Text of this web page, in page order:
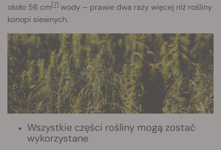
około 56 cm[7] wody – prawie dwa razy więcej niż rośliny
konopi siewnych.
Wszystkie części rośliny mogą zostać
wykorzystane